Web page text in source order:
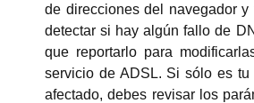
de direcciones del navegador y
detectar si hay algún fallo de
que reportarlo para
servicio de ADSL. Si sólo es
afectado, debes revisar los